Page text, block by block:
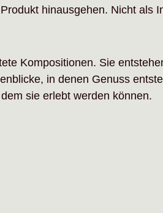
hinausgehen. Nicht als
Kompositionen. Sie
in denen Genuss
sie erlebt werden können.